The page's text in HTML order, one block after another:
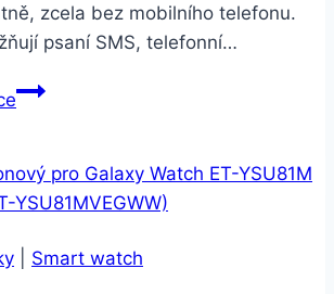
zcela bez mobilního telefonu.
psaní SMS, telefonní…
Smartuj
GT08-
3
SMW000016
Smart watch